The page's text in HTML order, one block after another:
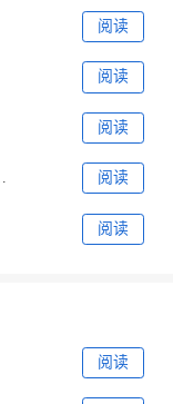
阅读
阅读
阅读
阅读
阅读
阅读